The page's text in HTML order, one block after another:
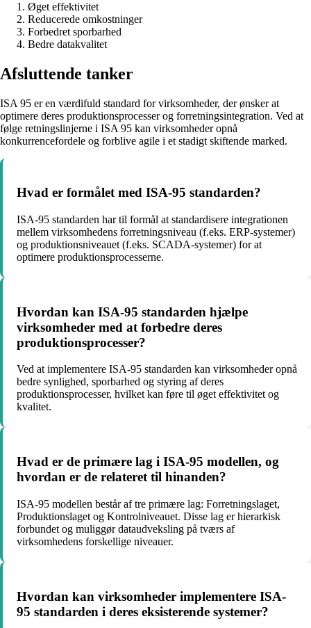
Øget effektivitet
Reducerede omkostninger
Forbedret sporbarhed
Bedre datakvalitet
Afsluttende tanker
ISA 95 er en værdifuld standard for virksomheder, der ønsker at
optimere deres produktionsprocesser og forretningsintegration. Ved at
følge retningslinjerne i ISA 95 kan virksomheder opnå
konkurrencefordele og forblive agile i et stadigt skiftende marked.
Hvad er formålet med ISA-95 standarden?
ISA-95 standarden har til formål at standardisere integrationen
mellem virksomhedens forretningsniveau (f.eks. ERP-systemer)
og produktionsniveauet (f.eks. SCADA-systemer) for at
optimere produktionsprocesserne.
Hvordan kan ISA-95 standarden hjælpe
virksomheder med at forbedre deres
produktionsprocesser?
Ved at implementere ISA-95 standarden kan virksomheder opnå
bedre synlighed, sporbarhed og styring af deres
produktionsprocesser, hvilket kan føre til øget effektivitet og
kvalitet.
Hvad er de primære lag i ISA-95 modellen, og
hvordan er de relateret til hinanden?
ISA-95 modellen består af tre primære lag: Forretningslaget,
Produktionslaget og Kontrolniveauet. Disse lag er hierarkisk
forbundet og muliggør dataudveksling på tværs af
virksomhedens forskellige niveauer.
Hvordan kan virksomheder implementere ISA-
95 standarden i deres eksisterende systemer?